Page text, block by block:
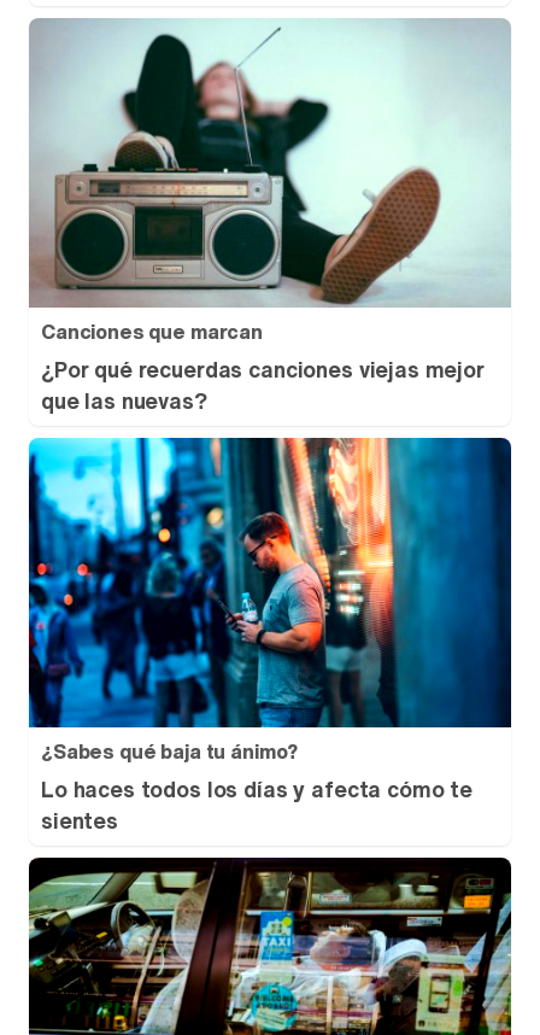
Canciones que marcan
¿Por qué recuerdas canciones viejas mejor
que las nuevas?
¿Sabes qué baja tu ánimo?
Lo haces todos los días y afecta cómo te
sientes